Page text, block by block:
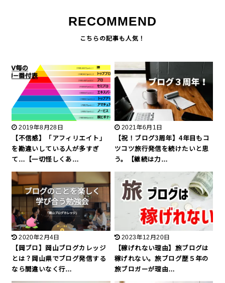
RECOMMEND
2019年8月28日
【不信感】「アフィリエイト」
を勘違いしている人が多すぎ
て…【一切怪しくあ…
2021年6月1日
【祝！ブログ3周年】4年目もコ
ツコツ旅行発信を続けたいと思
う。【継続は力…
2020年2月4日
【岡ブロ】岡山ブログカレッジ
とは？岡山県でブログ発信する
なら間違いなく行…
2023年12月20日
【稼げれない理由】旅ブログは
稼げれない。旅ブログ歴５年の
旅ブロガーが理由…